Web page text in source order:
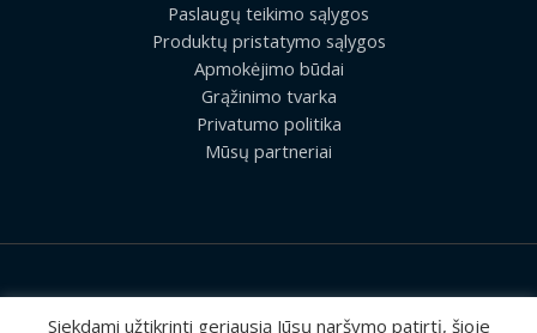
Paslaugų teikimo sąlygos
Produktų pristatymo sąlygos
Apmokėjimo būdai
Grąžinimo tvarka
Privatumo politika
Mūsų partneriai
2026 © Visos teisės saugomos | UAB „Rilis“
Siekdami užtikrinti geriausią Jūsų naršymo patirtį, šioje